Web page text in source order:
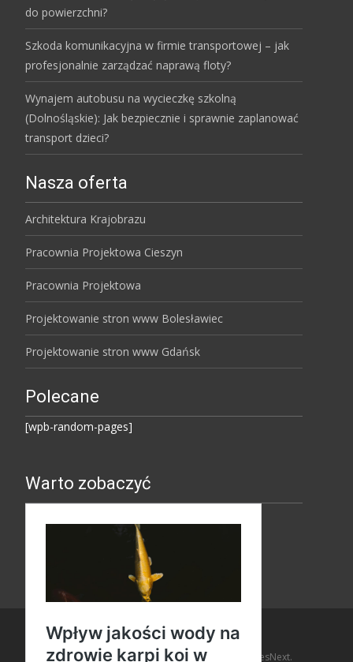
do powierzchni?
Szkoda komunikacyjna w firmie transportowej – jak
profesjonalnie zarządzać naprawą floty?
Wynajem autobusu na wycieczkę szkolną
(Dolnośląskie): Jak bezpiecznie i sprawnie zaplanować
transport dzieci?
Nasza oferta
Architektura Krajobrazu
Pracownia Projektowa Cieszyn
Pracownia Projektowa
Projektowanie stron www Bolesławiec
Projektowanie stron www Gdańsk
Polecane
[wpb-random-pages]
Warto zobaczyć
Copyright © Amaro Design
Powered by WordPress, Themei-design by TemplatesNext.